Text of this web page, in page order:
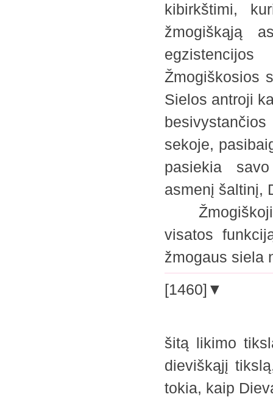
kibirkštimi,
žmogiškąją
Žmogiškosios
Sielos antroji
sekoje,
pasiekia
asmenį šaltinį,
Žmogiškoji
visatos
žmogaus
[1460]▼
šitą likimo
dieviškąjį
tokia, kaip